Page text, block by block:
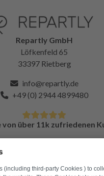
Repartly GmbH
Löfkenfeld 65
33397 Rietberg
info@repartly.de
+49 (0) 2944 4899480
von über 11k zufriedenen